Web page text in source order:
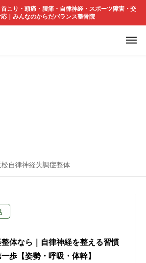
こり・頭痛・腰痛・自律神経・スポーツ障害・交
｜みんなのからだバランス整骨院
松自律神経失調症整体
体なら｜自律神経を整える習慣
歩【姿勢・呼吸・体幹】